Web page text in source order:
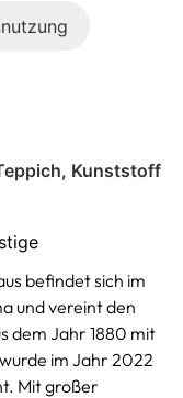
Kunststoff
befindet sich im
und vereint den
dem Jahr 1880 mit
im Jahr 2022
Mit großer